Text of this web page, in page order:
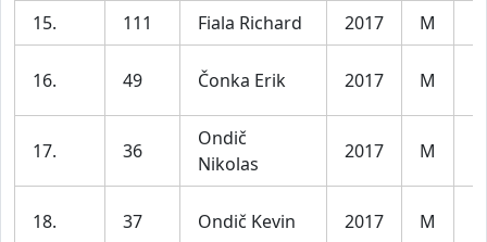
15. 111 Fiala Richard 2017 M
16. 49 Čonka Erik 2017 M
17. 36
Ondič
Nikolas
2017 M
18. 37 Ondič Kevin 2017 M